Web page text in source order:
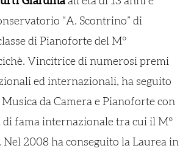
“A. Scontrino” di
di Pianoforte del M°
Vincitrice di numerosi premi
ed internazionali, ha seguito
da Camera e Pianoforte con
fama internazionale tra cui il M°
Nel 2008 ha conseguito la Laurea in